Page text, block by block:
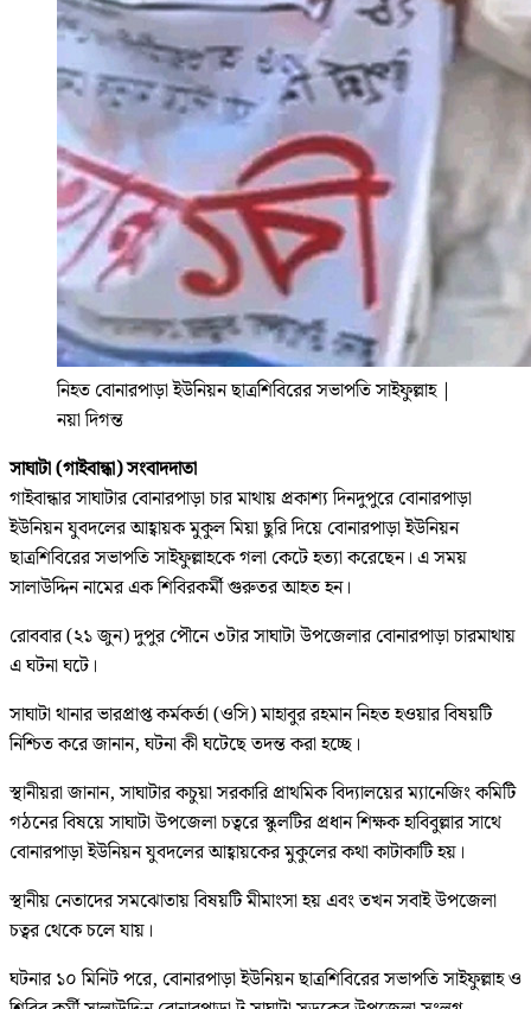
নিহত বোনারপাড়া ইউনিয়ন ছাত্রশিবিরের সভাপতি সাইফুল্লাহ |
নয়া দিগন্ত
সাঘাটা (গাইবান্ধা) সংবাদদাতা
গাইবান্ধার সাঘাটার বোনারপাড়া চার মাথায় প্রকাশ্য দিনদুপুরে বোনারপাড়া
ইউনিয়ন যুবদলের আহ্বায়ক মুকুল মিয়া ছুরি দিয়ে বোনারপাড়া ইউনিয়ন
ছাত্রশিবিরের সভাপতি সাইফুল্লাহকে গলা কেটে হত্যা করেছেন। এ সময়
সালাউদ্দিন নামের এক শিবিরকর্মী গুরুতর আহত হন।
রোববার (২১ জুন) দুপুর পৌনে ৩টার সাঘাটা উপজেলার বোনারপাড়া চারমাথায়
এ ঘটনা ঘটে।
সাঘাটা থানার ভারপ্রাপ্ত কর্মকর্তা (ওসি) মাহাবুর রহমান নিহত হওয়ার বিষয়টি
নিশ্চিত করে জানান, ঘটনা কী ঘটেছে তদন্ত করা হচ্ছে।
স্থানীয়রা জানান, সাঘাটার কচুয়া সরকারি প্রাথমিক বিদ্যালয়ের ম্যানেজিং কমিটি
গঠনের বিষয়ে সাঘাটা উপজেলা চত্বরে স্কুলটির প্রধান শিক্ষক হাবিবুল্লার সাথে
বোনারপাড়া ইউনিয়ন যুবদলের আহ্বায়কের মুকুলের কথা কাটাকাটি হয়।
স্থানীয় নেতাদের সমঝোতায় বিষয়টি মীমাংসা হয় এবং তখন সবাই উপজেলা
চত্বর থেকে চলে যায়।
ঘটনার ১০ মিনিট পরে, বোনারপাড়া ইউনিয়ন ছাত্রশিবিরের সভাপতি সাইফুল্লাহ ও